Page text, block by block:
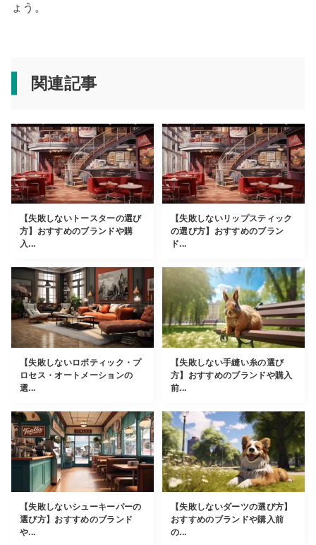
ょう。
関連記事
【失敗しないトースターの選び
方】おすすめのブランドや購
入...
【失敗しないリップスティック
の選び方】おすすめのブラン
ド...
【失敗しないロボティック・プ
ロセス・オートメーションの
選...
【失敗しない手縫い糸の選び
方】おすすめのブランドや購入
前...
【失敗しないシューキーパーの
選び方】おすすめのブランド
や...
【失敗しないダーツの選び方】
おすすめのブランドや購入前
の...